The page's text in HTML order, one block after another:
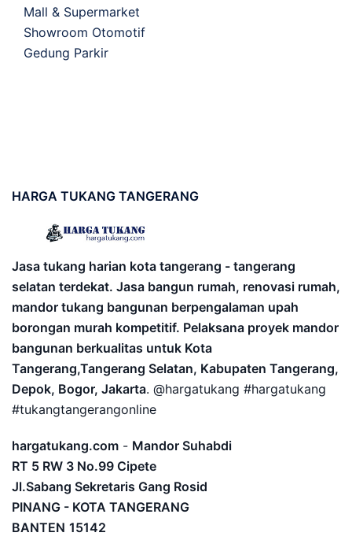
Mall & Supermarket
Showroom Otomotif
Gedung Parkir
HARGA TUKANG TANGERANG
Jasa tukang harian kota tangerang - tangerang
selatan terdekat. Jasa bangun rumah, renovasi rumah,
mandor tukang bangunan berpengalaman upah
borongan murah kompetitif. Pelaksana proyek mandor
bangunan berkualitas untuk Kota
Tangerang,Tangerang Selatan, Kabupaten Tangerang,
Depok, Bogor, Jakarta. @hargatukang #hargatukang
#tukangtangerangonline
hargatukang.com - Mandor Suhabdi
RT 5 RW 3 No.99 Cipete
Jl.Sabang Sekretaris Gang Rosid
PINANG - KOTA TANGERANG
BANTEN 15142